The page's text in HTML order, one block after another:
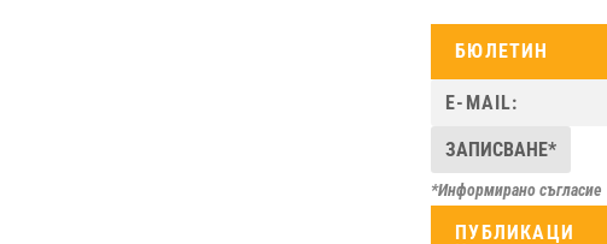
БЮЛЕТИН
*Информирано съгласие
ПУБЛИКАЦИ